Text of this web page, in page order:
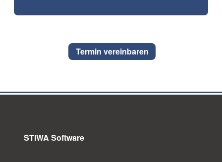
Termin vereinbaren
STIWA Software